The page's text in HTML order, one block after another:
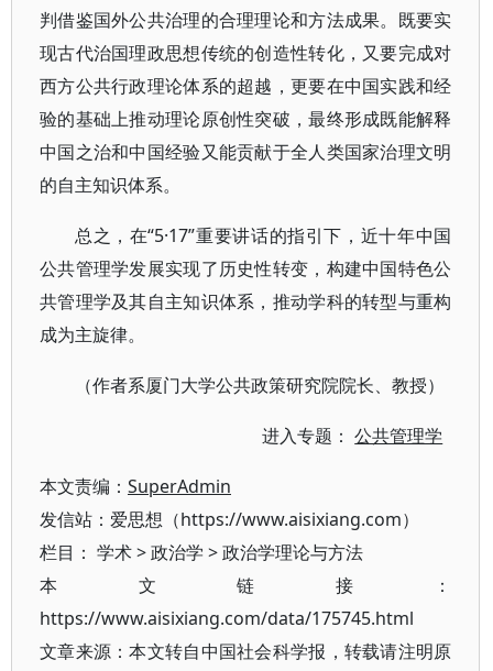
判借鉴国外公共治理的合理理论和方法成果。既要实
现古代治国理政思想传统的创造性转化，又要完成对
西方公共行政理论体系的超越，更要在中国实践和经
验的基础上推动理论原创性突破，最终形成既能解释
中国之治和中国经验又能贡献于全人类国家治理文明
的自主知识体系。
总之，在“5·17”重要讲话的指引下，近十年中国
公共管理学发展实现了历史性转变，构建中国特色公
共管理学及其自主知识体系，推动学科的转型与重构
成为主旋律。
（作者系厦门大学公共政策研究院院长、教授）
进入专题：公共管理学
本文责编： SuperAdmin
发信站：爱思想（https://www.aisixiang.com）
栏目： 学术>政治学 >政治学理论与方法
本文链接：
https://www.aisixiang.com/data/175745.html
文章来源：本文转自中国社会科学报，转载请注明原